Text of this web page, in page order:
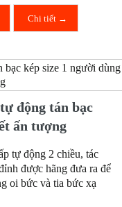
Chi tiết →
động tán bạc
ấn tượng
tự động 2 chiều, tác
được hãng đưa ra để
oi bức và tia bức xạ